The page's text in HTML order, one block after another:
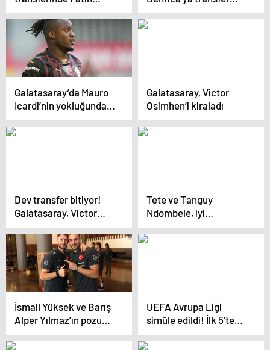
Terim etkisi
oluyor
Galatasaray’da Mauro
Icardi’nin yokluğunda
forma Michy
Batshuayi’nin
Galatasaray, Victor
Osimhen’i kiraladı
Dev transfer bitiyor!
Galatasaray, Victor
Osimhen’i kiralamak
üzere
Tete ve Tanguy
Ndombele, iyi
performanslarıyla
dikkat çekiyor
İsmail Yüksek ve Barış
Alper Yılmaz’ın pozunu
gören herkes aynı
yorumu yapıyor
UEFA Avrupa Ligi
simüle edildi! İlk 5’te
tek Türk takımı var